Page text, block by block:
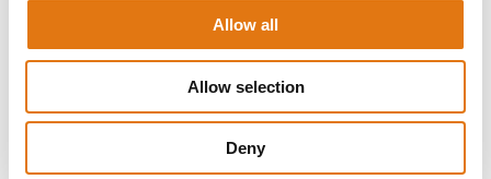
Allow all
Allow selection
Deny